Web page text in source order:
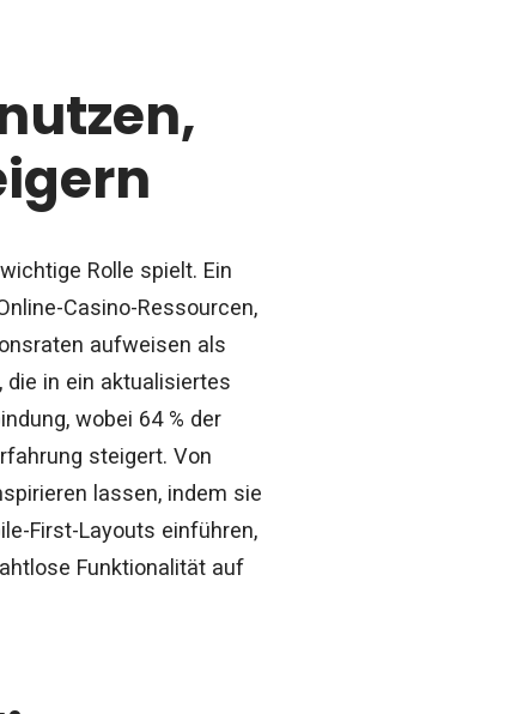
Rolle spielt. Ein
Casino-Ressourcen,
aufweisen als
die in ein aktualisiertes
wobei 64 % der
steigert. Von
lassen, indem sie
First-Layouts einführen,
Funktionalität auf